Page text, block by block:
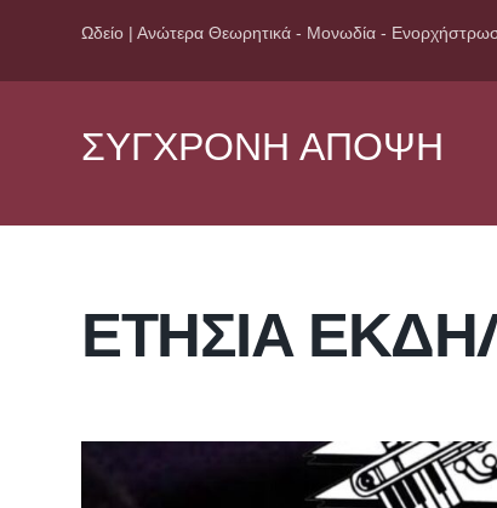
Ωδείο | Ανώτερα Θεωρητικά - Μονωδία -
ΣΥΓΧΡΟΝΗ ΑΠΟΨΗ
ΕΤΉΣΙΑ